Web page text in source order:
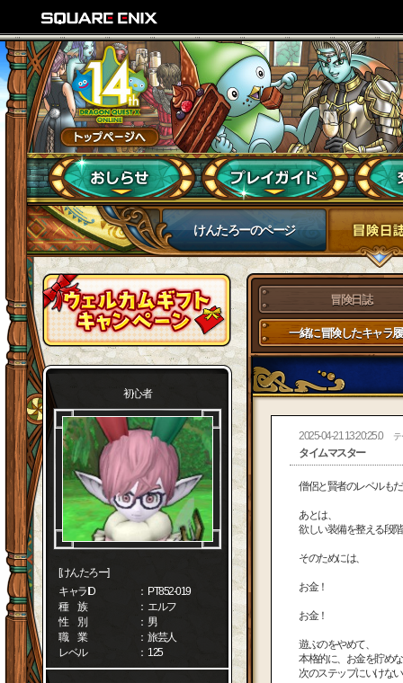
けんたろーのページ
初心者
[けんたろー]
キャラID
： PT852-019
種 族
： エルフ
性 別
： 男
職 業
： 旅芸人
レベル
： 125
冒険日誌
一緒に冒険したキャラ
2025-04-21 13:20:25.0 テ
タイムマスター
僧侶と賢者のレベルも
あとは、
欲しい装備を整える段
そのためには、
お金！
お金！
遊ぶのをやめて、
本格的に、お金を貯め
次のステップにいけな